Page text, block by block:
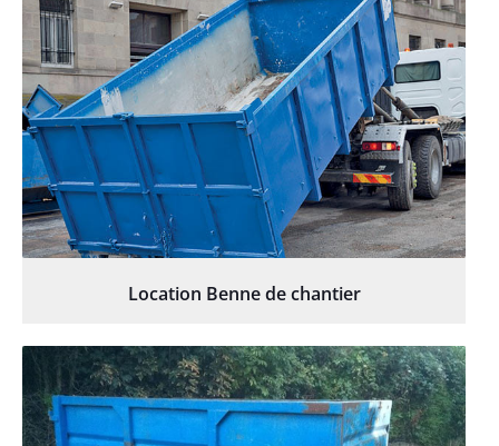
Location Benne de chantier